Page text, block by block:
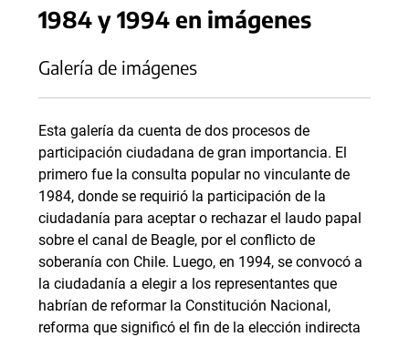
1984 y 1994 en imágenes
Galería de imágenes
Esta galería da cuenta de dos procesos de
participación ciudadana de gran importancia. El
primero fue la consulta popular no vinculante de
1984, donde se requirió la participación de la
ciudadanía para aceptar o rechazar el laudo papal
sobre el canal de Beagle, por el conflicto de
soberanía con Chile. Luego, en 1994, se convocó a
la ciudadanía a elegir a los representantes que
habrían de reformar la Constitución Nacional,
reforma que significó el fin de la elección indirecta